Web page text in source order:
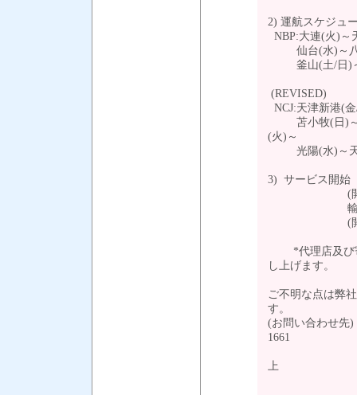
2) 運航スケジュ
NBP:大連(火)～
仙台(水)～八
釜山(土/日)～
(REVISED)
NCJ:天津新港(
苫小牧(日)～
(火)～
光陽(水)～天
3) サービス開始
(開始本船
輸出 3月12
(開始本船
*代理店及び寄
し上げます。
ご不明な点は弊
す。
(お問い合わせ先)
上